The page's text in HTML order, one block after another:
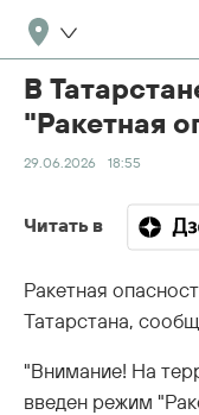
В
"Ракетная
29.06.2026 18:55
Читать в
Ракетная
Татарстана,
"Внимание! На
введен режим